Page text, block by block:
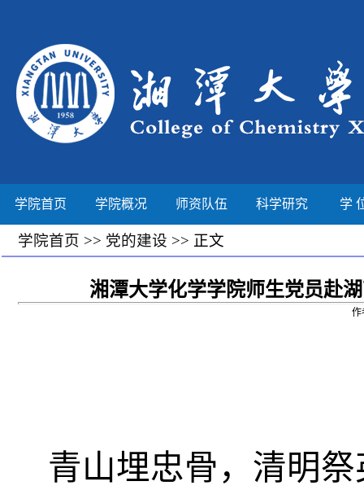
学院首页 学院概况 师资队伍 科学研究 学
学院首页 >> 党的建设 >> 正文
湘潭大学化学学院师生党员赴
作
青山埋忠骨，清明